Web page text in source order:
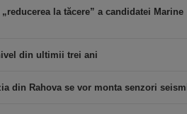
la tăcere” a candidatei Marine
din ultimii trei ani
din Rahova se vor monta senzori